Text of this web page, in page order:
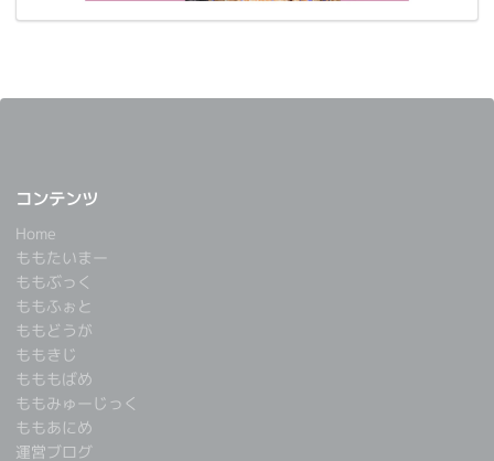
コンテンツ
Home
ももたいまー
ももぶっく
ももふぉと
ももどうが
ももきじ
もももばめ
ももみゅーじっく
ももあにめ
運営ブログ